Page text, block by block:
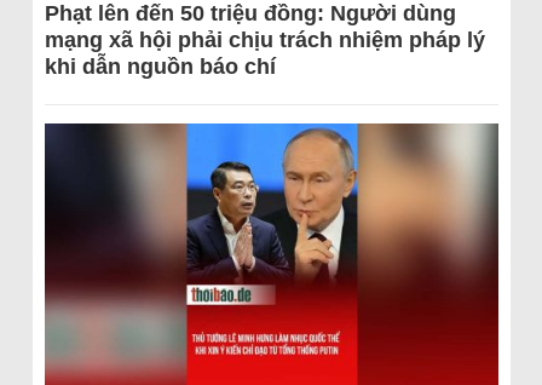
Phạt lên đến 50 triệu đồng: Người dùng
mạng xã hội phải chịu trách nhiệm pháp lý
khi dẫn nguồn báo chí